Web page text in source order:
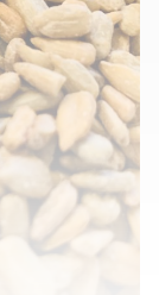
nějaký řez.
na stránkách
udělejte